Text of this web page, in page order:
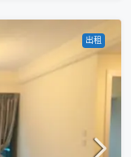
出租